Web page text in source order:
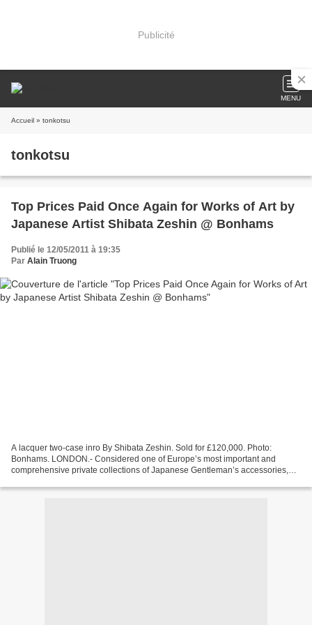
Publicité
MENU
Accueil » tonkotsu
tonkotsu
Top Prices Paid Once Again for Works of Art by
Japanese Artist Shibata Zeshin @ Bonhams
Publié le 12/05/2011 à 19:35
Par Alain Truong
A lacquer two-case inro By Shibata Zeshin. Sold for £120,000. Photo:
Bonhams. LONDON.- Considered one of Europe’s most important and
comprehensive private collections of Japanese Gentleman’s accessories,